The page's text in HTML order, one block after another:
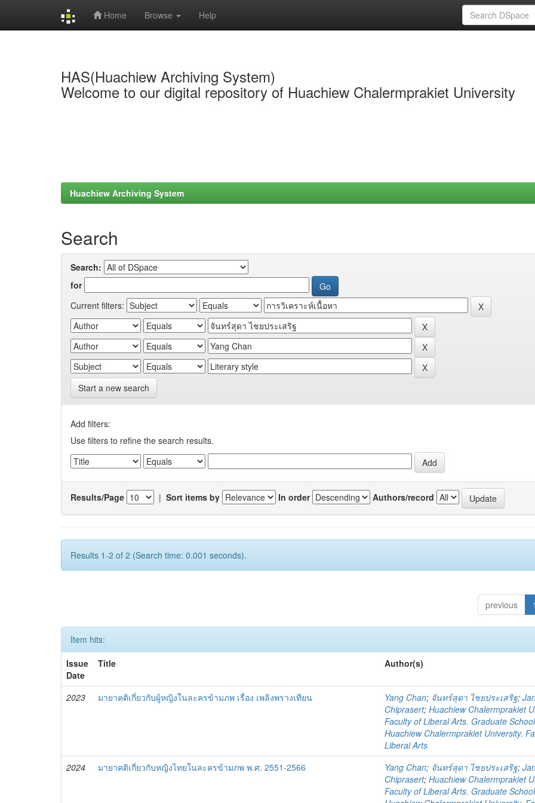
Home Browse Help
HAS(Huachiew Archiving System)
Welcome to our digital repository of Huachiew Chalermprakiet University
Huachiew Archiving System
Search
Search:
for
Current filters:
Start a new search
Add filters:
Use filters to refine the search results.
Results/Page | Sort items by In order Authors/record
Results 1-2 of 2 (Search time: 0.001 seconds).
previous
Item hits:
Issue
Date
Title Author(s)
2023 มายาคติเกี่ยวกับผู้หญิงในละครข้ามภพ เรื่อง เพลิงพรางเทียน Yang Chan; จันทร์สุดา ไชยประเสริฐ;
Chiprasert;Huachiew Chalermprakiet
Faculty of Liberal Arts. Graduate School
Huachiew Chalermprakiet University.
Liberal Arts
2024
มายาคติเกี่ยวกับหญิงไทยในละครข้ามภพ พ.ศ. 2551-2566 Yang Chan; จันทร์สุดา ไชยประเสริฐ;
Chiprasert;Huachiew Chalermprakiet
Faculty of Liberal Arts. Graduate School